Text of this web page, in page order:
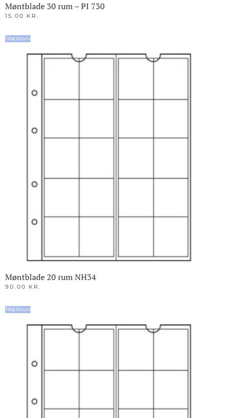
Møntblade 30 rum – PI 730
15.00 KR.
Tilføj til kurv
Møntblade 20 rum NH34
90.00 KR.
Tilføj til kurv